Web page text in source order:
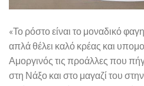
«Το ρόστο είναι το μοναδικό
απλά θέλει καλό κρέας και
Αμοργινός τις προάλλες που
στη Νάξο και στο μαγαζί του